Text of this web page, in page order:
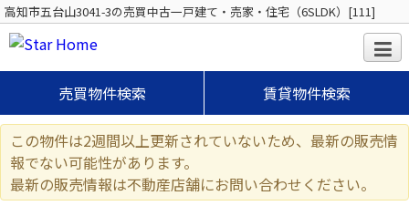
高知市五台山3041-3の売買中古一戸建て・売家・住宅（6SLDK）[111]
売買物件検索 賃貸物件検索
この物件は2週間以上更新されていないため、最新の販売情
報でない可能性があります。
最新の販売情報は不動産店舗にお問い合わせください。